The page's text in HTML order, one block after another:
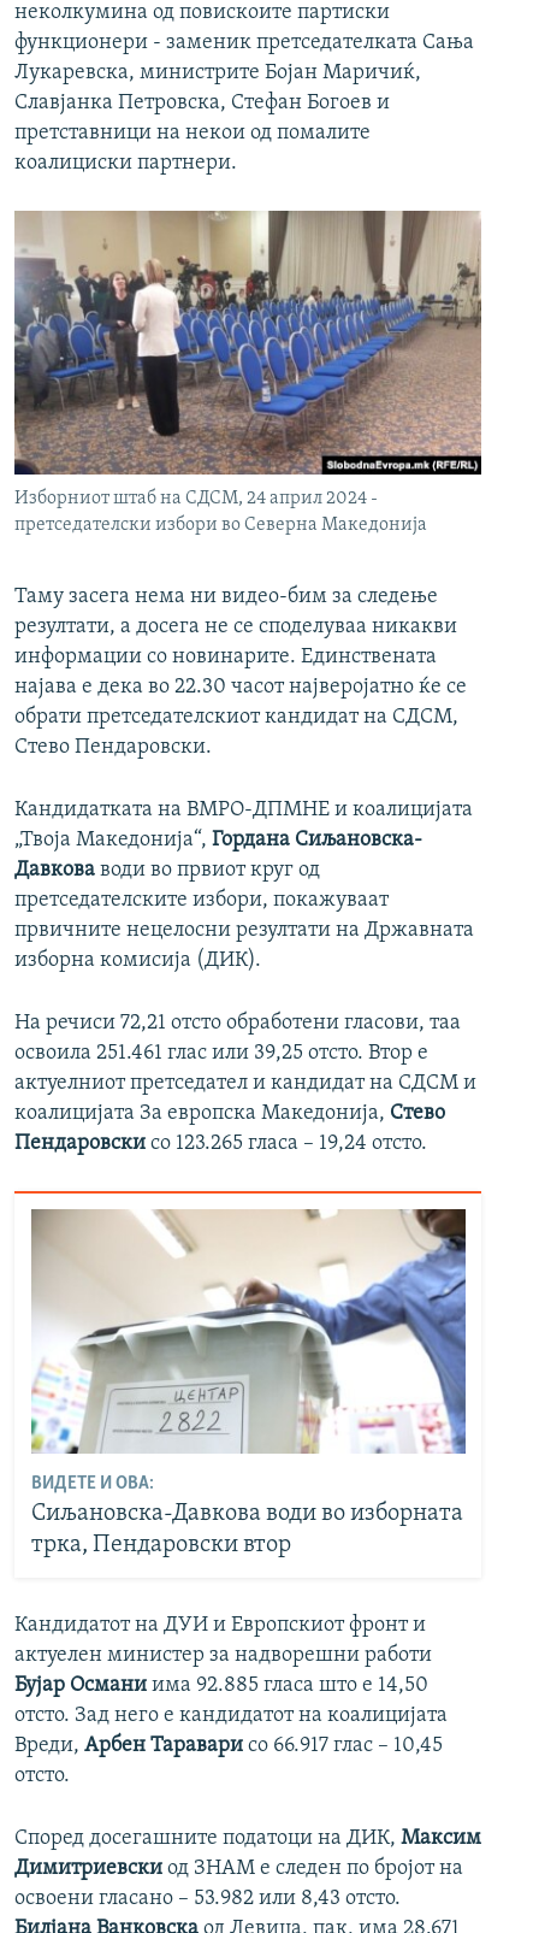
неколкумина од повискоите партиски
функционери - заменик претседателката Сања
Лукаревска, министрите Бојан Маричиќ,
Славјанка Петровска, Стефан Богоев и
претставници на некои од помалите
коалициски партнери.
Изборниот штаб на СДСМ, 24 април 2024 -
претседателски избори во Северна Македонија
Таму засега нема ни видео-бим за следење
резултати, а досега не се споделуваа никакви
информации со новинарите. Единствената
најава е дека во 22.30 часот најверојатно ќе се
обрати претседателскиот кандидат на СДСМ,
Стево Пендаровски.
Кандидатката на ВМРО-ДПМНЕ и коалицијата
„Твоја Македонија“, Гордана Сиљановска-
Давкова води во првиот круг од
претседателските избори, покажуваат
првичните нецелосни резултати на Државната
изборна комисија (ДИК).
На речиси 72,21 отсто обработени гласови, таа
освоила 251.461 глас или 39,25 отсто. Втор е
актуелниот претседател и кандидат на СДСМ и
коалицијата За европска Македонија, Стево
Пендаровски со 123.265 гласа – 19,24 отсто.
ВИДЕТЕ И ОВА:
Сиљановска-Давкова води во изборната
трка, Пендаровски втор
Кандидатот на ДУИ и Европскиот фронт и
актуелен министер за надворешни работи
Бујар Османи има 92.885 гласа што е 14,50
отсто. Зад него е кандидатот на коалицијата
Вреди, Арбен Таравари со 66.917 глас – 10,45
отсто.
Според досегашните податоци на ДИК, Максим
Димитриевски од ЗНАМ е следен по бројот на
освоени гласано – 53.982 или 8,43 отсто.
Билјана Ванковска од Левица, пак, има 28.671